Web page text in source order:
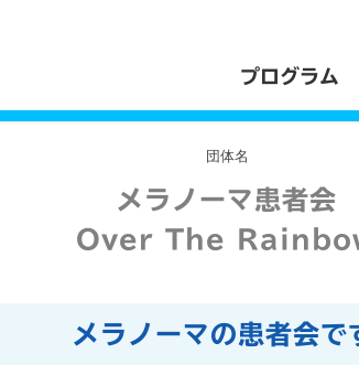
プログラム
団体名
メラノーマ患者会
Over The
メラノーマの患者会で